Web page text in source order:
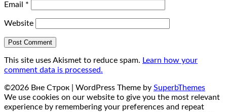
Email *
Website
This site uses Akismet to reduce spam. Learn how your
comment data is processed.
©2026 Вне Строк | WordPress Theme by SuperbThemes
We use cookies on our website to give you the most relevant
experience by remembering your preferences and repeat